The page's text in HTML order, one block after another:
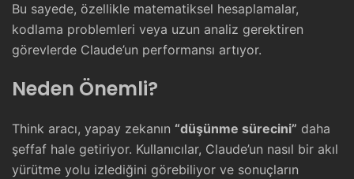
Bu sayede, özellikle matematiksel hesaplamalar,
kodlama problemleri veya uzun analiz gerektiren
görevlerde Claude’un performansı artıyor.
Neden Önemli?
Think aracı, yapay zekanın “düşünme sürecini” daha
şeffaf hale getiriyor. Kullanıcılar, Claude’un nasıl bir akıl
yürütme yolu izlediğini görebiliyor ve sonuçların